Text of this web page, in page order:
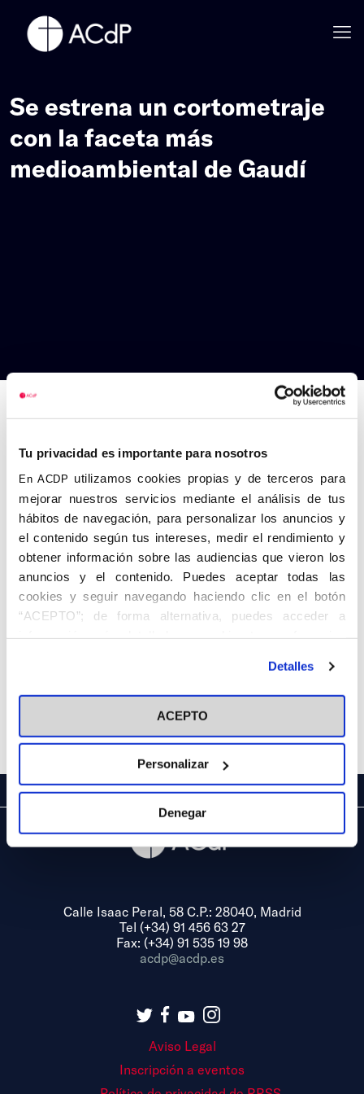
Tu privacidad es importante para nosotros
En ACDP utilizamos cookies propias y de terceros para
mejorar nuestros servicios mediante el análisis de tus
hábitos de navegación, para personalizar los anuncios y
el contenido según tus intereses, medir el rendimiento y
obtener información sobre las audiencias que vieron los
anuncios y el contenido. Puedes aceptar todas las
cookies y seguir navegando haciendo clic en el botón
“ACEPTO”; de forma alternativa, puedes acceder a
información más detallada y cambiar tus preferencias
en el botón "Personalizar". Para más información puedes
visitar nuestra Política de Cookies
Detalles
ACEPTO
Personalizar
Denegar
Se estrena un cortometraje
con la faceta más
medioambiental de Gaudí
Anterior Siguiente
Share
Calle Isaac Peral, 58 C.P.: 28040, Madrid
Tel (+34) 91 456 63 27
Fax: (+34) 91 535 19 98
acdp@acdp.es
Aviso Legal
Inscripción a eventos